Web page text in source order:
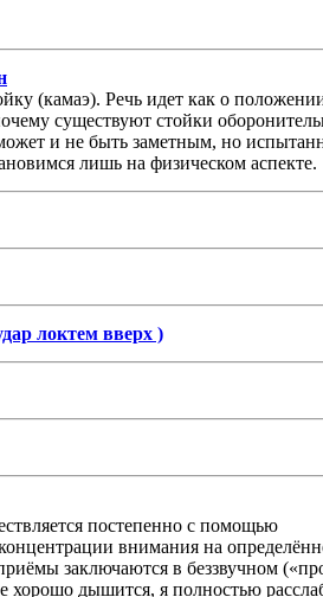
(камаэ). Речь идет как о
существуют стойки
и не быть заметным, но
лишь на физическом аспекте.
локтем вверх )
постепенно с помощью
внимания на
заключаются в беззвучном
дышится, я полностью